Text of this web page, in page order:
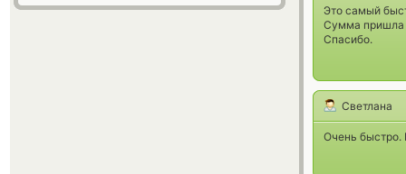
Это самый
Сумма пришла
Спасибо.
Светлана
Очень быстро.